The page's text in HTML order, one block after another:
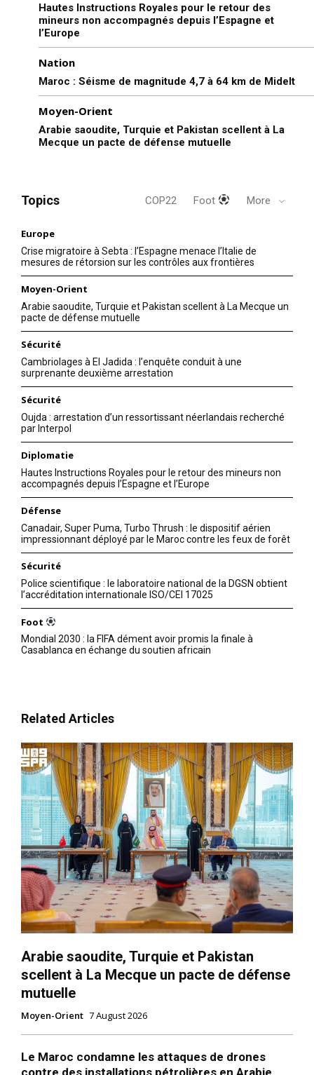
Hautes Instructions Royales pour le retour des
mineurs non accompagnés depuis l’Espagne et
l’Europe
Nation
Maroc : Séisme de magnitude 4,7 à 64 km de Midelt
Moyen-Orient
Arabie saoudite, Turquie et Pakistan scellent à La
Mecque un pacte de défense mutuelle
Topics COP22 Foot More
Europe
Crise migratoire à Sebta : l’Espagne menace l’Italie de
mesures de rétorsion sur les contrôles aux frontières
Moyen-Orient
Arabie saoudite, Turquie et Pakistan scellent à La Mecque un
pacte de défense mutuelle
Sécurité
Cambriolages à El Jadida : l’enquête conduit à une
surprenante deuxième arrestation
Sécurité
Oujda : arrestation d’un ressortissant néerlandais recherché
par Interpol
Diplomatie
Hautes Instructions Royales pour le retour des mineurs non
accompagnés depuis l’Espagne et l’Europe
Défense
Canadair, Super Puma, Turbo Thrush : le dispositif aérien
impressionnant déployé par le Maroc contre les feux de forêt
Sécurité
Police scientifique : le laboratoire national de la DGSN obtient
l’accréditation internationale ISO/CEI 17025
Foot
Mondial 2030 : la FIFA dément avoir promis la finale à
Casablanca en échange du soutien africain
Related Articles
Arabie saoudite, Turquie et Pakistan
scellent à La Mecque un pacte de défense
mutuelle
Moyen-Orient 7 August 2026
Le Maroc condamne les attaques de drones